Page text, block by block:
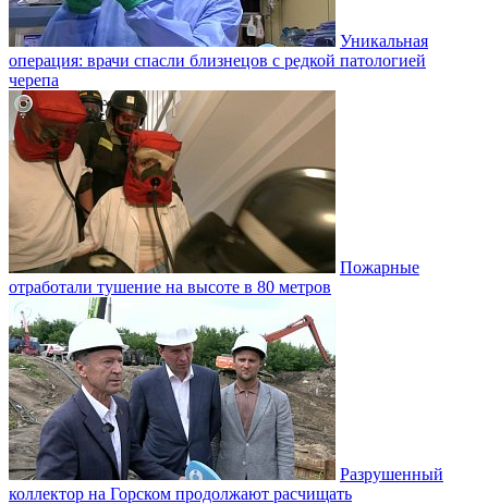
Уникальная
операция: врачи спасли близнецов с редкой патологией
черепа
Пожарные
отработали тушение на высоте в 80 метров
Разрушенный
коллектор на Горском продолжают расчищать